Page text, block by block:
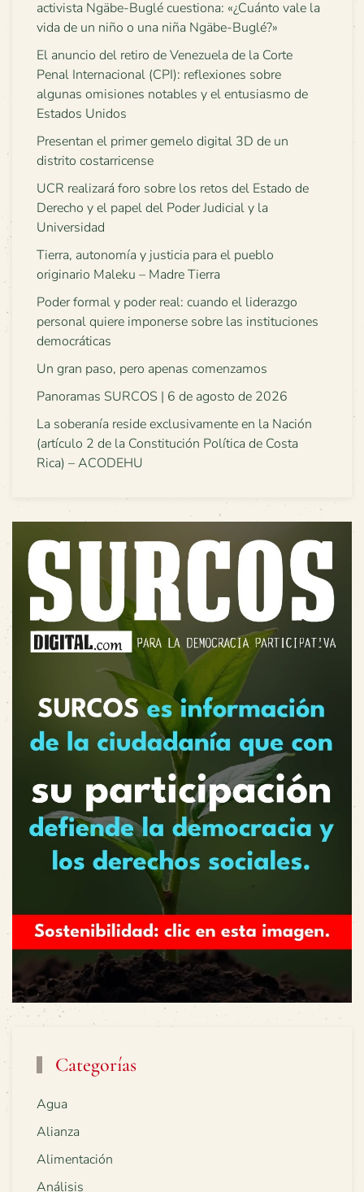
activista Ngäbe-Buglé cuestiona: «¿Cuánto vale la
vida de un niño o una niña Ngäbe-Buglé?»
El anuncio del retiro de Venezuela de la Corte
Penal Internacional (CPI): reflexiones sobre
algunas omisiones notables y el entusiasmo de
Estados Unidos
Presentan el primer gemelo digital 3D de un
distrito costarricense
UCR realizará foro sobre los retos del Estado de
Derecho y el papel del Poder Judicial y la
Universidad
Tierra, autonomía y justicia para el pueblo
originario Maleku – Madre Tierra
Poder formal y poder real: cuando el liderazgo
personal quiere imponerse sobre las instituciones
democráticas
Un gran paso, pero apenas comenzamos
Panoramas SURCOS | 6 de agosto de 2026
La soberanía reside exclusivamente en la Nación
(artículo 2 de la Constitución Política de Costa
Rica) – ACODEHU
Categorías
Agua
Alianza
Alimentación
Análisis